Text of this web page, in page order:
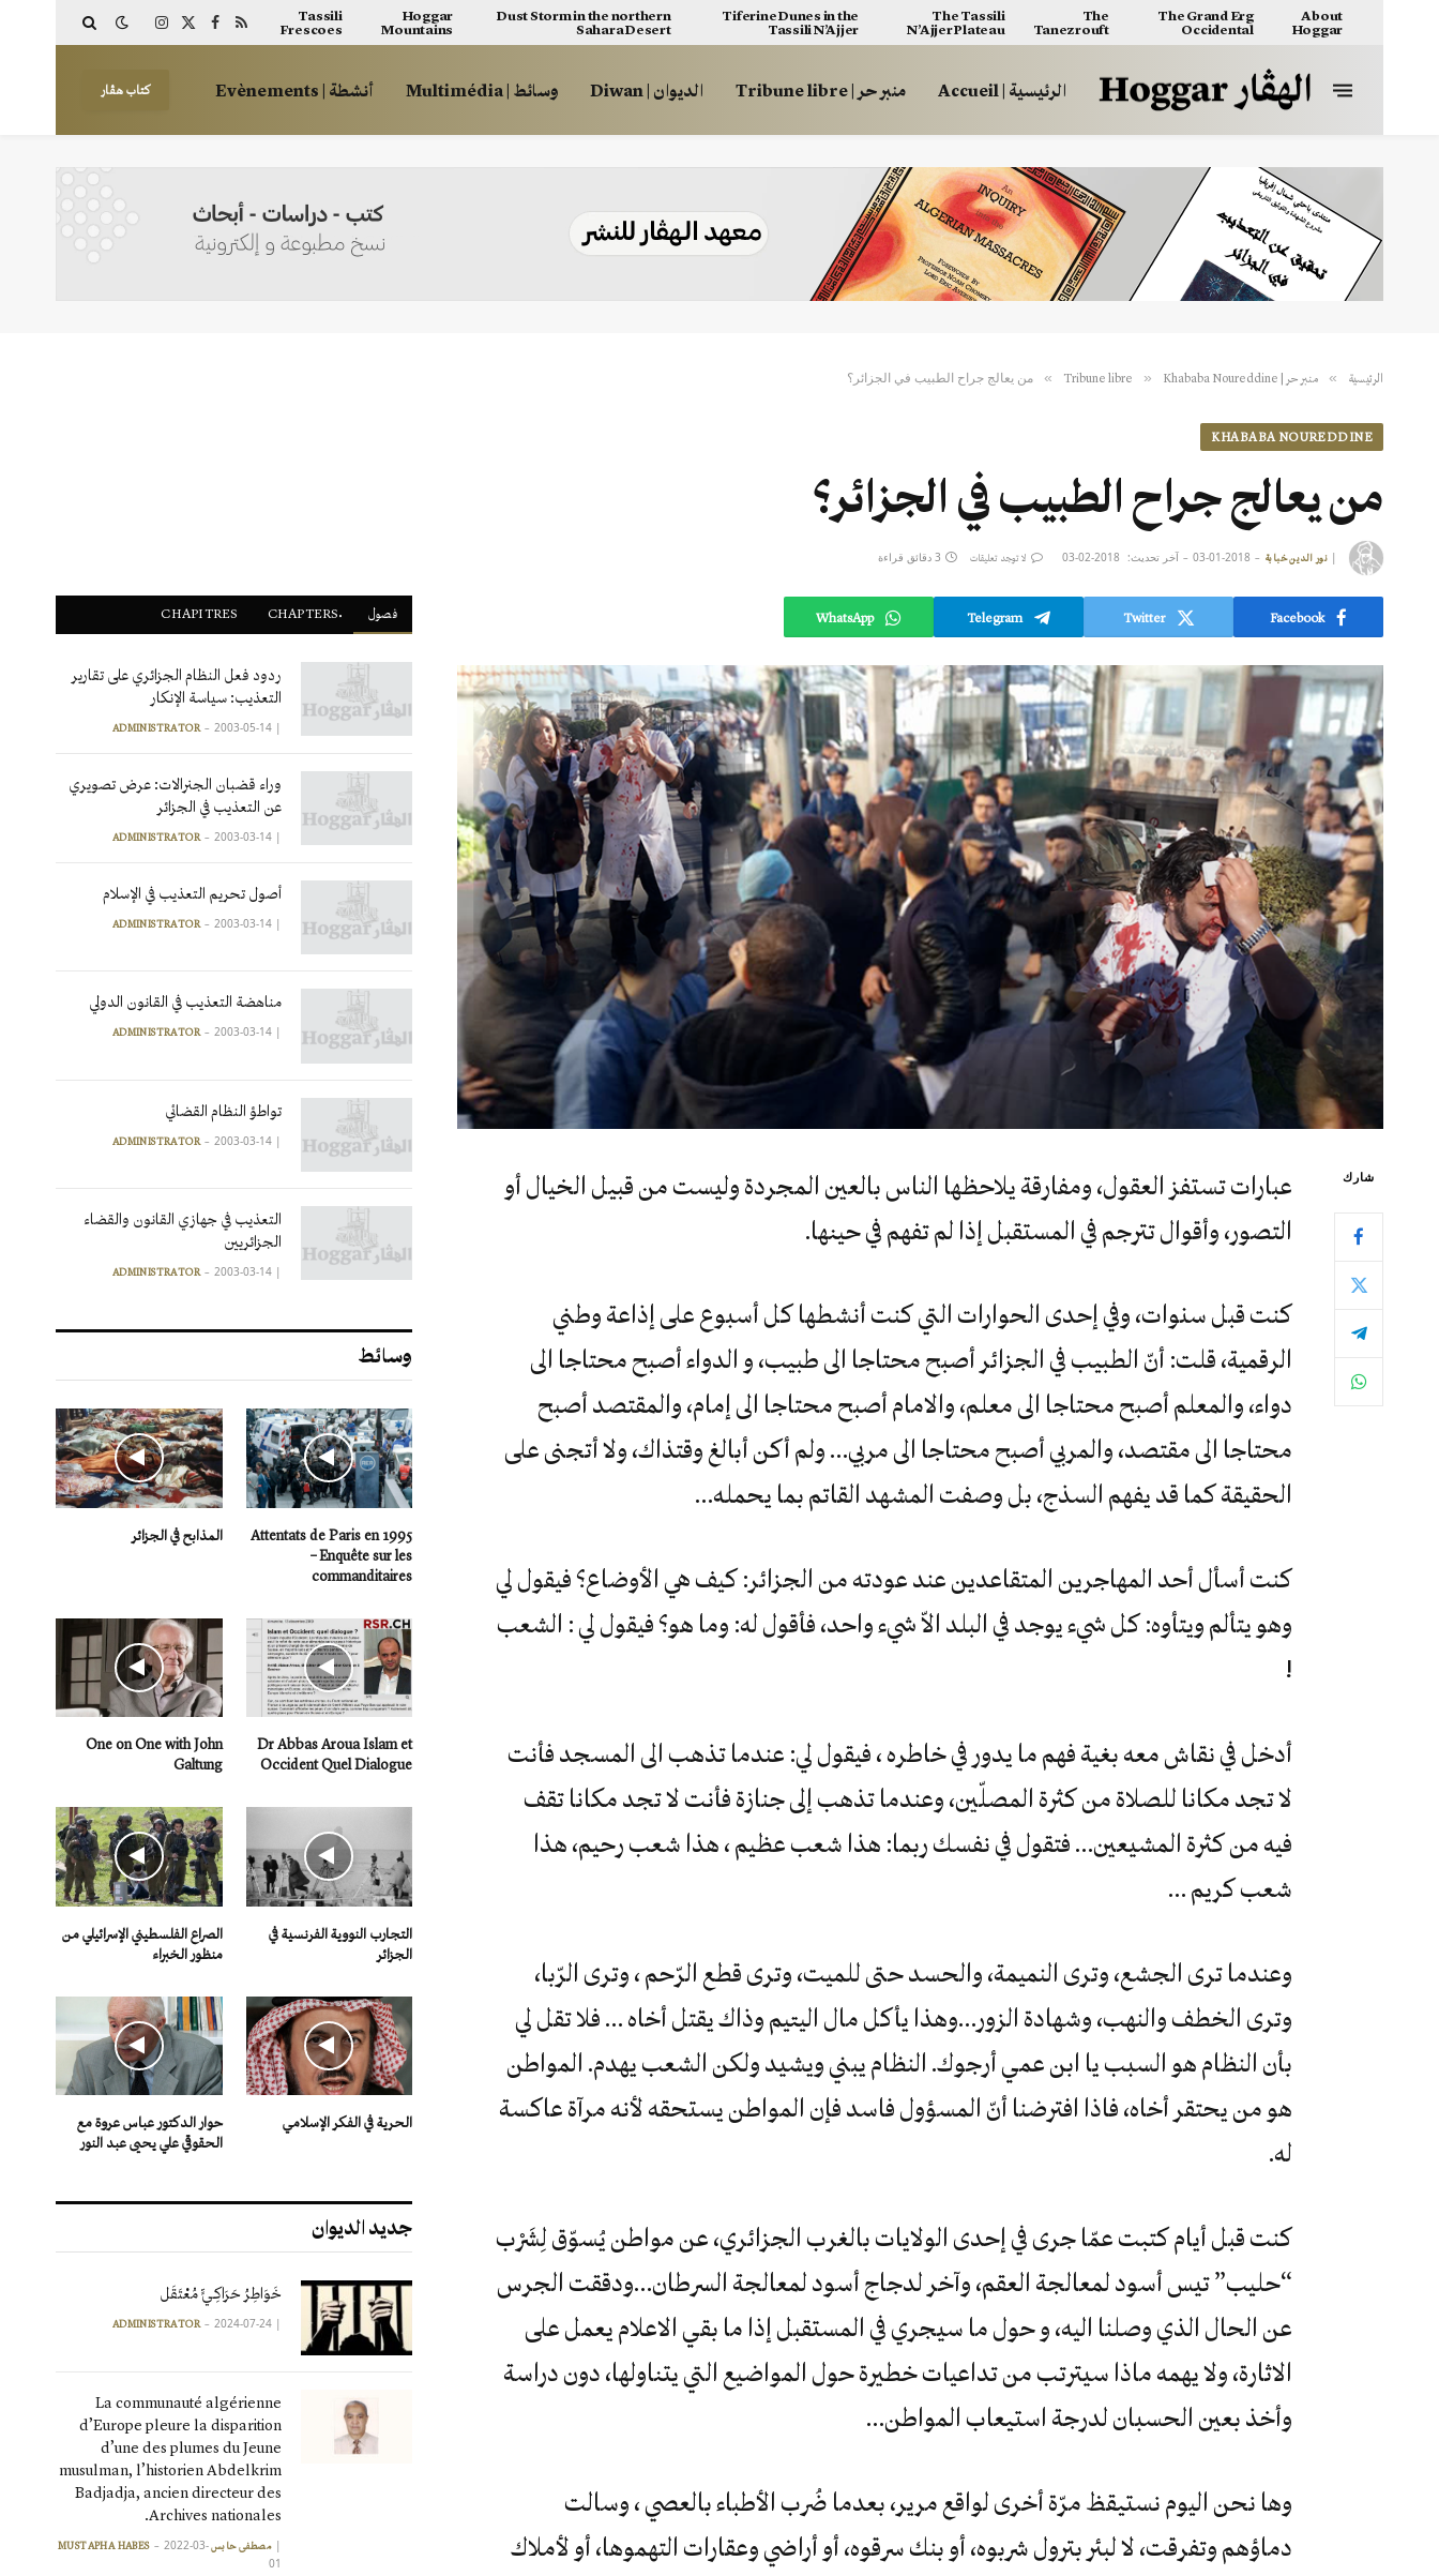
About
Hoggar
The Grand Erg
Occidental
The
Tanezrouft
The Tassili
N’Ajjer Plateau
Tiferine Dunes in the
Tassili N’Ajjer
Dust Storm in the northern
Sahara Desert
Hoggar
Mountains
Tassili
Frescoes
RSS
Facebook
X
Instagram
الرئيسية | Accueil منبر حر | Tribune libre الديوان | Diwan وسائط | Multimédia أنشطة | Evènements كتاب هڤار
الرئيسية » منبر حر | Tribune libre » Khababa Noureddine
» من يعالج جراح الطبيب في الجزائر؟
KHABABA NOUREDDINE
من يعالج جراح الطبيب في الجزائر؟
| نور الدين خبابة 2018-01-03 آخر تحديث: 2018-02-03 لا توجد تعليقات 3 دقائق قراءة
Facebook
Twitter
Telegram
WhatsApp
شارك
عبارات تستفز العقول، ومفارقة يلاحظها الناس بالعين المجردة وليست من قبيل الخيال أو
التصور، وأقوال تترجم في المستقبل إذا لم تفهم في حينها.
كنت قبل سنوات، وفي إحدى الحوارات التي كنت أنشطها كل أسبوع على إذاعة وطني
الرقمية، قلت: أنّ الطبيب في الجزائر أصبح محتاجا الى طبيب، و الدواء أصبح محتاجا الى
دواء، والمعلم أصبح محتاجا الى معلم، والامام أصبح محتاجا الى إمام، والمقتصد أصبح
محتاجا الى مقتصد، والمربي أصبح محتاجا الى مربي… ولم أكن أبالغ وقتذاك، ولا أتجنى على
الحقيقة كما قد يفهم السذج، بل وصفت المشهد القاتم بما يحمله…
كنت أسأل أحد المهاجرين المتقاعدين عند عودته من الجزائر: كيف هي الأوضاع؟ فيقول لي
وهو يتألم ويتأوه: كل شيء يوجد في البلد الاّ شيء واحد، فأقول له: وما هو؟ فيقول لي : الشعب
!
أدخل في نقاش معه بغية فهم ما يدور في خاطره ، فيقول لي: عندما تذهب الى المسجد فأنت
لا تجد مكانا للصلاة من كثرة المصلّين، وعندما تذهب إلى جنازة فأنت لا تجد مكانا تقف
فيه من كثرة المشيعين… فتقول في نفسك ربما: هذا شعب عظيم ، هذا شعب رحيم، هذا
شعب كريم …
وعندما ترى الجشع، وترى النميمة، والحسد حتى للميت، وترى قطع الرّحم ، وترى الرّبا،
وترى الخطف والنهب، وشهادة الزور…وهذا يأكل مال اليتيم وذاك يقتل أخاه … فلا تقل لي
بأن النظام هو السبب يا ابن عمي أرجوك. النظام يبني ويشيد ولكن الشعب يهدم. المواطن
هو من يحتقر أخاه، فاذا افترضنا أنّ المسؤول فاسد فإن المواطن يستحقه لأنه مرآة عاكسة
له.
كنت قبل أيام كتبت عمّا جرى في إحدى الولايات بالغرب الجزائري، عن مواطن يُسوّق لِشَرْب
“حليب” تيس أسود لمعالجة العقم، وآخر لدجاج أسود لمعالجة السرطان…ودققت الجرس
عن الحال الذي وصلنا اليه، و حول ما سيجري في المستقبل إذا ما بقي الاعلام يعمل على
الاثارة، ولا يهمه ماذا سيترتب من تداعيات خطيرة حول المواضيع التي يتناولها، دون دراسة
وأخذ بعين الحسبان لدرجة استيعاب المواطن…
وها نحن اليوم نستيقظ مرّة أخرى لواقع مرير، بعدما ضُرب الأطباء بالعصي ، وسالت
دماؤهم وتفرقت، لا لبئر بترول شربوه، أو بنك سرقوه، أو أراضي وعقارات التهموها، أو لأملاك
فصول CHAPITRES
ردود فعل النظام الجزائري على تقارير
التعذيب: سياسة الإنكار
|
ADMINISTRATOR 2003-05-14
وراء قضبان الجنرالات: عرض تصويري
عن التعذيب في الجزائر
|
ADMINISTRATOR 2003-03-14
أصول تحريم التعذيب في الإسلام
|
ADMINISTRATOR 2003-03-14
مناهضة التعذيب في القانون الدولي
|
ADMINISTRATOR 2003-03-14
تواطؤ النظام القضائي
|
ADMINISTRATOR 2003-03-14
التعذيب في جهازي القانون والقضاء
الجزائريين
|
ADMINISTRATOR 2003-03-14
وسائط
Attentats de Paris en 1995
– Enquête sur les
commanditaires
المذابح في الجزائر
Dr Abbas Aroua Islam et
Occident Quel Dialogue
One on One with John
Galtung
التجارب النووية الفرنسية في
الجزائر
الصراع الفلسطيني الإسرائيلي من
منظور الخبراء
الحرية في الفكر الإسلامي
حوار الدكتور عباس عروة مع
الحقوقي علي يحيى عبد النور
جديد الديوان
خَوَاطِرُ حَرَاكِـيٍّ مُعْتَقَل
|
ADMINISTRATOR 2024-07-24
La communauté algérienne
d’Europe pleure la disparition
d’une des plumes du Jeune
musulman, l’historien Abdelkrim
Badjadja, ancien directeur des
Archives nationales.
| مصطفى حابس MUSTAPHA HABES2022-03-
01